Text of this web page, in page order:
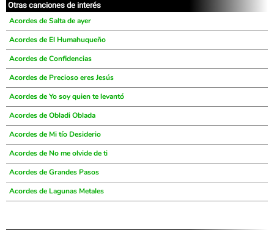
Otras canciones de interés
Acordes de Salta de ayer
Acordes de El Humahuqueño
Acordes de Confidencias
Acordes de Precioso eres Jesús
Acordes de Yo soy quien te levantó
Acordes de Obladi Oblada
Acordes de Mi tío Desiderio
Acordes de No me olvide de ti
Acordes de Grandes Pasos
Acordes de Lagunas Metales